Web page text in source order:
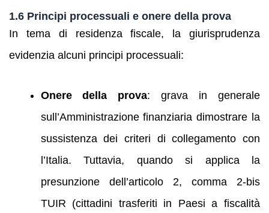
1.6 Principi processuali e onere della prova
In tema di residenza fiscale, la giurisprudenza
evidenzia alcuni principi processuali:
Onere della prova: grava in generale
sull’Amministrazione finanziaria dimostrare la
sussistenza dei criteri di collegamento con
l’Italia. Tuttavia, quando si applica la
presunzione dell’articolo 2, comma 2‑bis
TUIR (cittadini trasferiti in Paesi a fiscalità